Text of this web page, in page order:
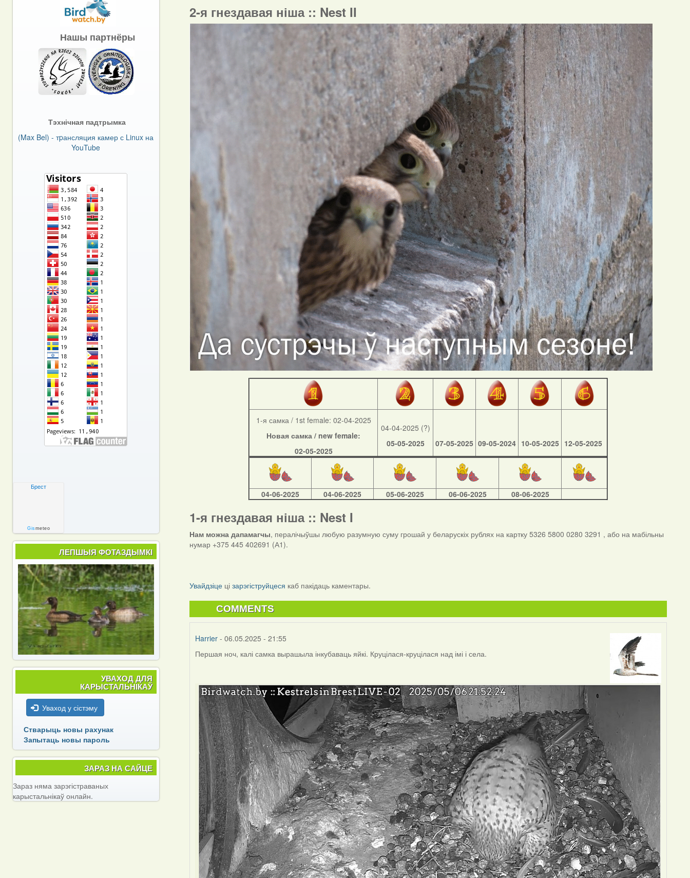
2-я гнездавая ніша :: Nest II
1-я самка / 1st female: 02-04-2025
Новая самка / new female:
02-05-2025
04-04-2025 (?)
05-05-2025
07-05-2025 09-05-2024 10-05-2025 12-05-2025
04-06-2025 04-06-2025 05-06-2025 06-06-2025 08-06-2025
1-я гнездавая ніша :: Nest I
Нам можна дапамагчы, пералічыўшы любую разумную суму грошай у беларускіх рублях на картку 5326 5800 0280 3291 , або на мабільны
нумар +375 445 402691 (А1).
Увайдзіце цізарэгіструйцеся каб пакідаць каментары.
COMMENTS
Harrier - 06.05.2025 - 21:55
Першая ноч, калі самка вырашыла інкубаваць яйкі. Круцілася-круцілася над імі і села.
Нашы партнёры
Тэхнічная падтрымка
(Max Bel) - тpансляция камер с Linux на
YouTube
Брест
Gismeteo
ЛЕПШЫЯ ФОТАЗДЫМКІ
УВАХОД ДЛЯ
КАРЫСТАЛЬНІКАЎ
Уваход у сістэму
Стварыць новы рахунак
Запытаць новы пароль
ЗАРАЗ НА САЙЦЕ
Зараз няма зарэгістраваных
карыстальнікаў онлайн.